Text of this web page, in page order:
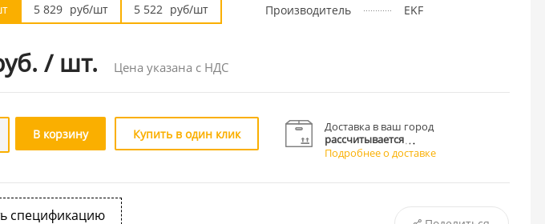
5 829 руб/шт
5 522 руб/шт
/ шт. Цена указана с НДС
Производитель EKF
В корзину Купить в один клик
Доставка в ваш город
рассчитывается
Подробнее о доставке
спецификацию